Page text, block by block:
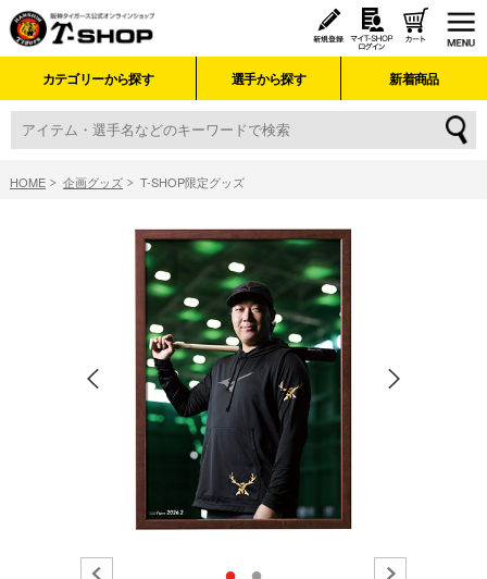
カテゴリーから探す 選手から探す 新着商品
HOME 企画グッズ T-SHOP限定グッズ